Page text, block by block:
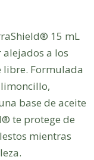
15 mL
a los
libre. Formulada
limoncillo,
base de aceite
te protege de
mientras